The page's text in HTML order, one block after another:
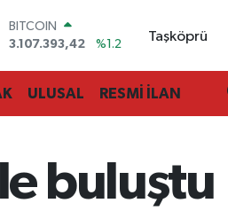
DOLAR
47,7106
%0.17
55,1652
%0.27
BİST100
13.773
%-19
Taşköprü
ULUSAL RESMİ İLAN
buluştu